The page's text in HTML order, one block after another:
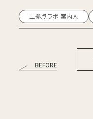
二拠点ラボ-案内人
BEFORE